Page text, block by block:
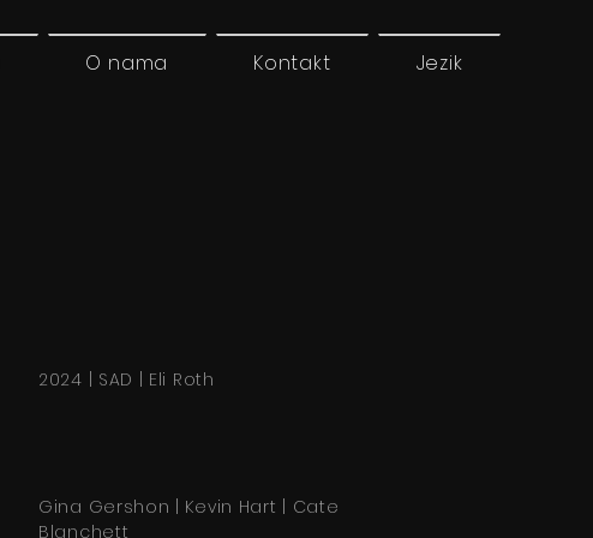
O nama Kontakt Jezik
2024 | SAD | Eli Roth
Gina Gershon | Kevin Hart | Cate
Blanchett